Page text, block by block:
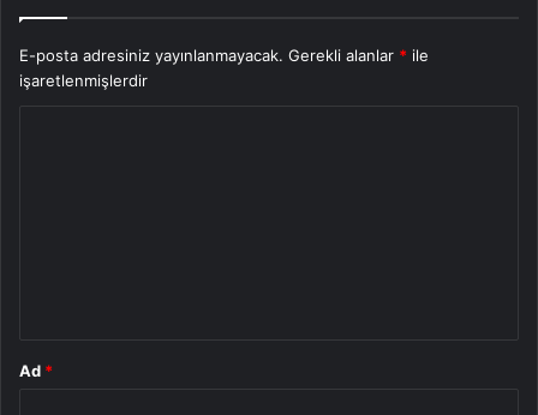
E-posta adresiniz yayınlanmayacak. Gerekli alanlar * ile
işaretlenmişlerdir
Ad *